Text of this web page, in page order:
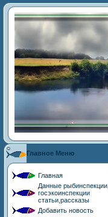
Главное Меню
Главная
Данные рыбинспекции,
госэкоинспекции
статьи,рассказы
Добавить новость